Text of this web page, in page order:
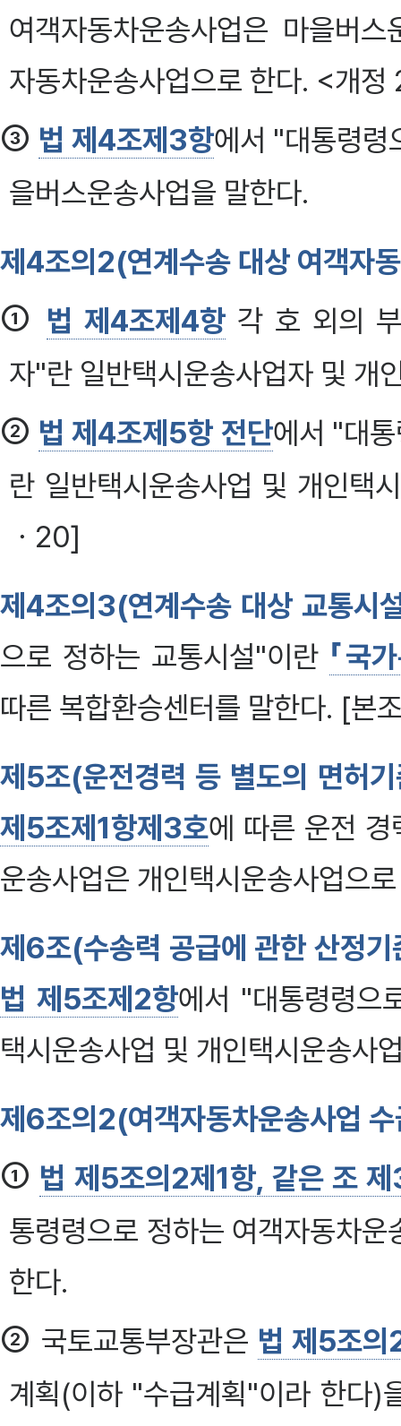
여객자동차운송사업은 마을버
자동차운송사업으로 한다. <개
③ 법 제4조제3항에서 "대통령령
을버스운송사업을 말한다.
제4조의2(연계수송 대상 여객자
① 법 제4조제4항 각 호 외의
자"란 일반택시운송사업자 및 개
② 법 제4조제5항 전단에서 "대
란 일반택시운송사업 및 개인택
ㆍ20]
제4조의3(연계수송 대상 교통시
으로 정하는 교통시설"이란 「국
따른 복합환승센터를 말한다. [본
제5조(운전경력 등 별도의 면허
제5조제1항제3호에 따른 운전 경
운송사업은 개인택시운송사업으
제6조(수송력 공급에 관한 산정
법 제5조제2항에서 "대통령령으
택시운송사업 및 개인택시운송사
제6조의2(여객자동차운송사업
① 법 제5조의2제1항, 같은 조
통령령으로 정하는 여객자동차
한다.
② 국토교통부장관은 법 제5조의
계획(이하 "수급계획"이라 한다)